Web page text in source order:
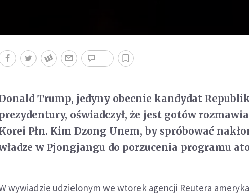
Trump, jedyny obecnie kandydat
oświadczył, że jest gotów
Płn. Kim Dzong Unem, by spróbować
w Pjongjangu do porzucenia programu
wywiadzie udzielonym we wtorek agencji Reutera